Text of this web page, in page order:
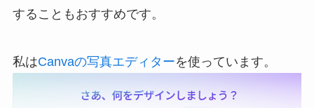
することもおすすめです。
私はCanvaの写真エディターを使っています。